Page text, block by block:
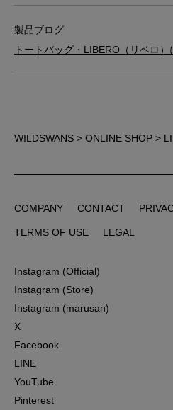
製品ブログ
トートバッグ・LIBERO（リベロ
WILDSWANS > ONLINE SHOP >
COMPANY
CONTACT
TERMS OF USE
LEGAL
Instagram (Official)
Instagram (Store)
Instagram (marusan)
X
Facebook
LINE
YouTube
Pinterest